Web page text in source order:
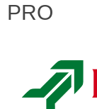
PRO